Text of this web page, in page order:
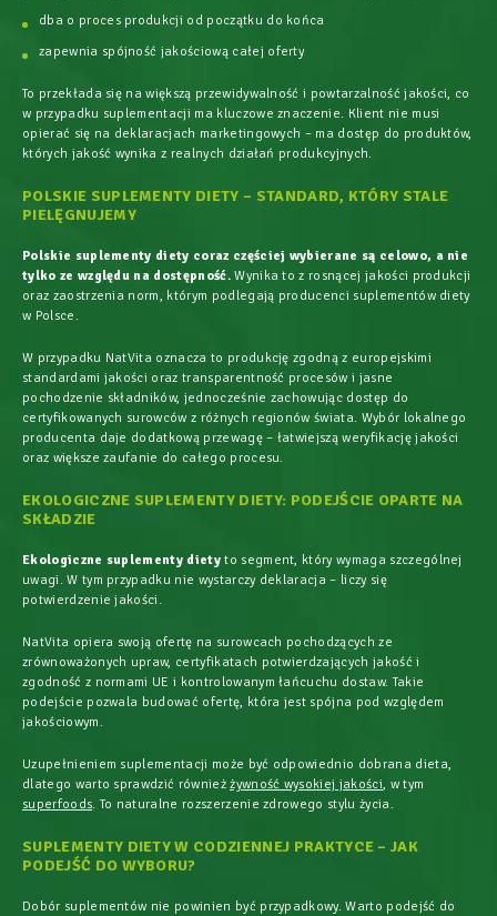
dba o proces produkcji od początku do końca
zapewnia spójność jakościową całej oferty
To przekłada się na większą przewidywalność i powtarzalność jakości, co
w przypadku suplementacji ma kluczowe znaczenie. Klient nie musi
opierać się na deklaracjach marketingowych – ma dostęp do produktów,
których jakość wynika z realnych działań produkcyjnych.
POLSKIE SUPLEMENTY DIETY – STANDARD, KTÓRY STALE
PIELĘGNUJEMY
Polskie suplementy diety coraz częściej wybierane są celowo, a nie
tylko ze względu na dostępność.Wynika to z rosnącej jakości produkcji
oraz zaostrzenia norm, którym podlegają producenci suplementów diety
w Polsce.
W przypadku NatVita oznacza to produkcję zgodną z europejskimi
standardami jakości oraz transparentność procesów i jasne
pochodzenie składników, jednocześnie zachowując dostęp do
certyfikowanych surowców z różnych regionów świata. Wybór lokalnego
producenta daje dodatkową przewagę – łatwiejszą weryfikację jakości
oraz większe zaufanie do całego procesu.
EKOLOGICZNE SUPLEMENTY DIETY: PODEJŚCIE OPARTE NA
SKŁADZIE
Ekologiczne suplementy dietyto segment, który wymaga szczególnej
uwagi. W tym przypadku nie wystarczy deklaracja – liczy się
potwierdzenie jakości.
NatVita opiera swoją ofertę na surowcach pochodzących ze
zrównoważonych upraw, certyfikatach potwierdzających jakość i
zgodność z normami UE i kontrolowanym łańcuchu dostaw. Takie
podejście pozwala budować ofertę, która jest spójna pod względem
jakościowym.
Uzupełnieniem suplementacji może być odpowiednio dobrana dieta,
dlatego warto sprawdzić równieżżywność wysokiej jakości, w tym
superfoods. To naturalne rozszerzenie zdrowego stylu życia.
SUPLEMENTY DIETY W CODZIENNEJ PRAKTYCE – JAK
PODEJŚĆ DO WYBORU?
Dobór suplementów nie powinien być przypadkowy. Warto podejść do